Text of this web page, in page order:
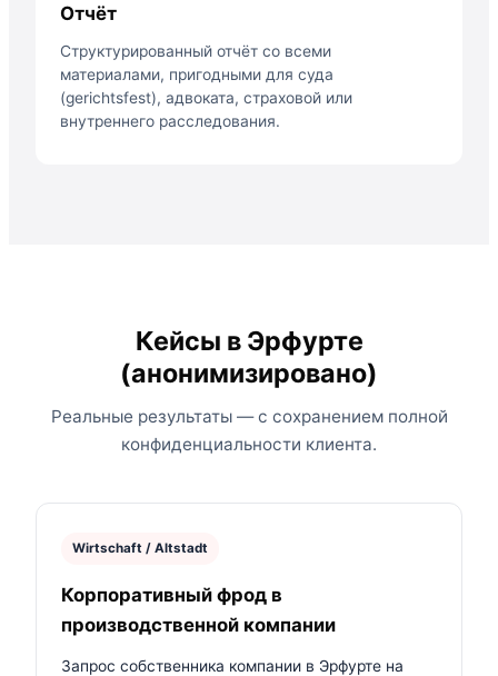
Отчёт
Структурированный отчёт со всеми
материалами, пригодными для суда
(gerichtsfest), адвоката, страховой или
внутреннего расследования.
Кейсы в Эрфурте
(анонимизировано)
Реальные результаты — с сохранением полной
конфиденциальности клиента.
Wirtschaft / Altstadt
Корпоративный фрод в
производственной компании
Запрос собственника компании в Эрфурте на